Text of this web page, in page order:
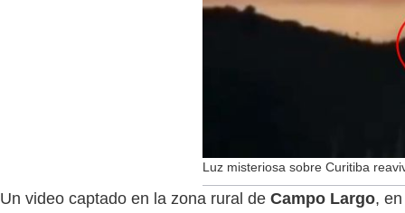
Luz misteriosa sobre Curitiba
Un video captado en la zona rural de Campo Largo, en